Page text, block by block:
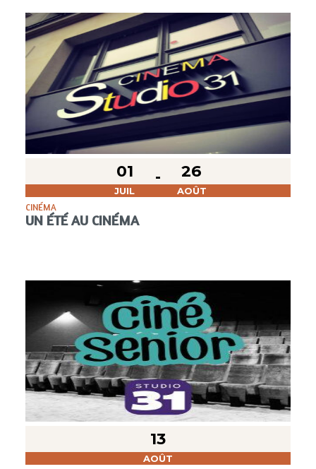
01
JUIL
26
AOÛT
CINÉMA
UN ÉTÉ AU CINÉMA
13
AOÛT